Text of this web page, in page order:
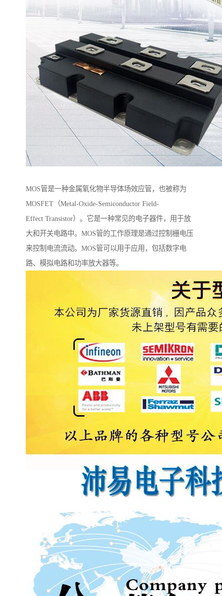
MOS管是一种金属氧化物半导体场效应管，也被称为
MOSFET（Metal-Oxide-Semiconductor Field-
Effect Transistor）。它是一种常见的电子器件，用于放
大和开关电路中。MOS管的工作原理是通过控制栅电压
来控制电流流动。MOS管可以用于应用，包括数字电
路、模拟电路和功率放大器等。